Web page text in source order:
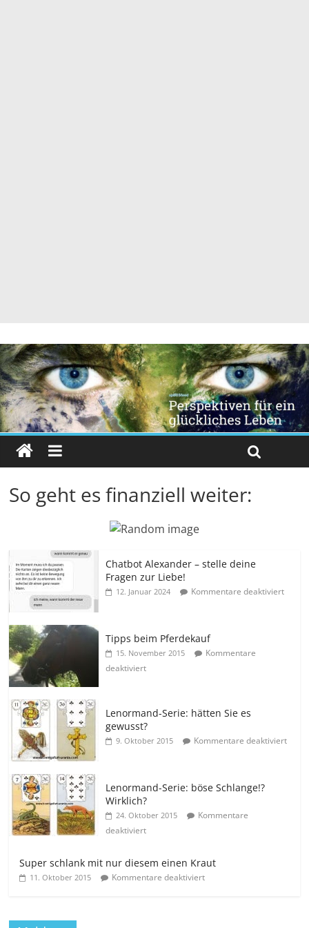
So geht es finanziell weiter:
Chatbot Alexander – stelle deine
Fragen zur Liebe!
12. Januar 2024 Kommentare deaktiviert
Tipps beim Pferdekauf
15. November 2015
Kommentare
deaktiviert
Lenormand-Serie: hätten Sie es
gewusst?
9. Oktober 2015 Kommentare deaktiviert
Lenormand-Serie: böse Schlange!?
Wirklich?
24. Oktober 2015
Kommentare
deaktiviert
Super schlank mit nur diesem einen Kraut
11. Oktober 2015 Kommentare deaktiviert